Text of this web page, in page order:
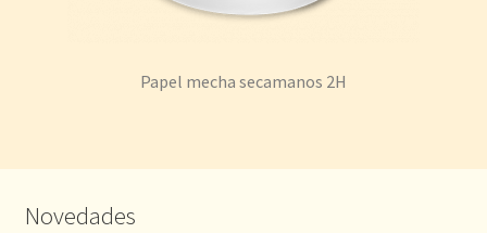
Papel mecha secamanos 2H
Novedades